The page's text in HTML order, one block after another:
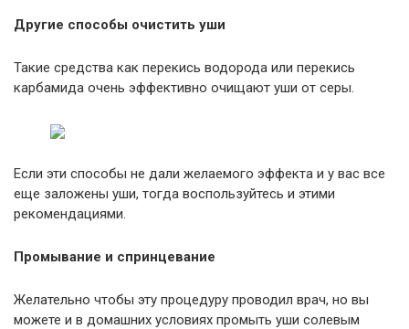
Другие способы очистить уши
Такие средства как перекись водорода или перекись
карбамида очень эффективно очищают уши от серы.
Если эти способы не дали желаемого эффекта и у вас все
еще заложены уши, тогда воспользуйтесь и этими
рекомендациями.
Промывание и спринцевание
Желательно чтобы эту процедуру проводил врач, но вы
можете и в домашних условиях промыть уши солевым